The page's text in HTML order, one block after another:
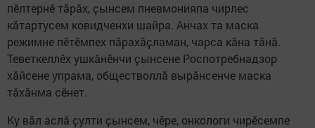
пӗлтернӗ тӑрӑх, ҫынсем пневмонияпа чирлес
кӑтартусем ковидченхи шайра. Анчах та маска
режимне пӗтӗмпех пӑрахӑҫламан, чарса кӑна тӑнӑ.
Теветкеллӗх ушкӑнӗнчи ҫынсене Роспотребнадзор
хӑйсене упрама, обществоллӑ вырӑнсенче маска
тӑхӑнма сӗнет.
Ку вӑл аслӑ ҫулти ҫынсем, чӗре, онкологи чирӗсемпе